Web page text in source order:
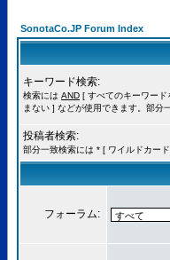
SonotaCo.JP Forum Index
キーワード検索:
検索には AND [ すべてのキーワード
まない ] などが使用できます。部分
投稿者検索:
部分一致検索には * [ ワイルドカー
フォーラム: